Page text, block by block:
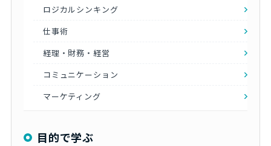
ロジカルシンキング
仕事術
経理・財務・経営
コミュニケーション
マーケティング
目的で学ぶ